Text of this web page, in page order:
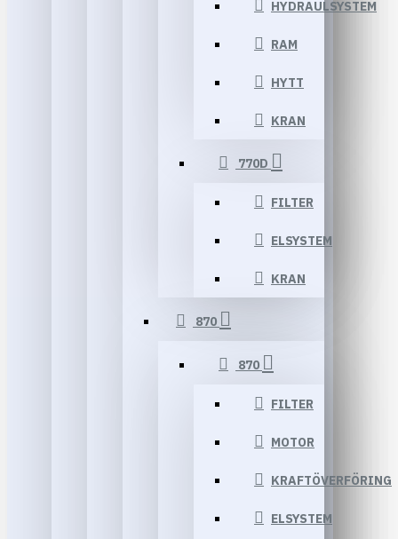
HYDRAULSYSTEM
RAM
HYTT
KRAN
770D
FILTER
ELSYSTEM
KRAN
870
870
FILTER
MOTOR
KRAFTÖVERFÖRING
ELSYSTEM